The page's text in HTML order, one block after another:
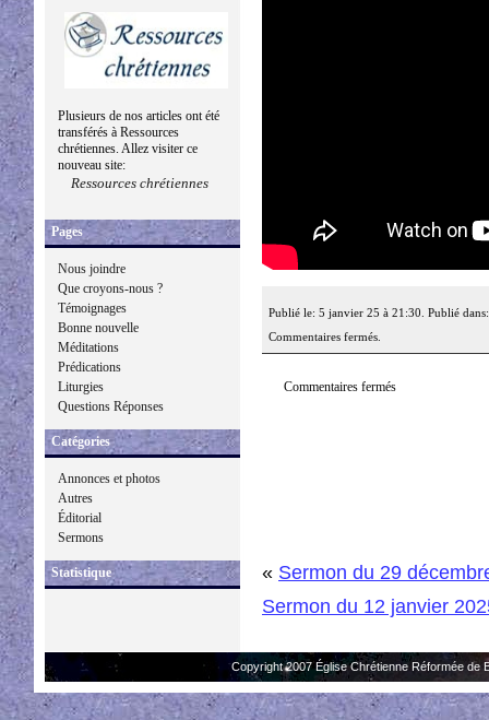
Plusieurs de nos articles ont été
transférés à Ressources
chrétiennes. Allez visiter ce
nouveau site:
Ressources chrétiennes
Pages
Nous joindre
Que croyons-nous ?
Témoignages
Bonne nouvelle
Méditations
Prédications
Liturgies
Questions Réponses
Catégories
Annonces et photos
Autres
Éditorial
Sermons
Statistique
Publié le: 5 janvier 25 à 21:30. Publié
Commentaires fermés.
Commentaires fermés
« Sermon du 29
Sermon du 12 janvier
Copyright 2007 Église Chrétienne Réformée de